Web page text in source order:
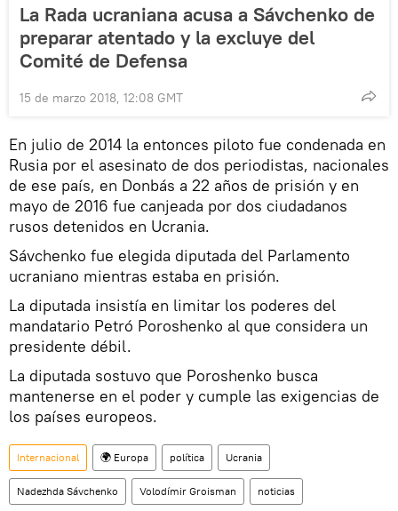
La Rada ucraniana acusa a Sávchenko de
preparar atentado y la excluye del
Comité de Defensa
15 de marzo 2018, 12:08 GMT
En julio de 2014 la entonces piloto fue condenada en
Rusia por el asesinato de dos periodistas, nacionales
de ese país, en Donbás a 22 años de prisión y en
mayo de 2016 fue canjeada por dos ciudadanos
rusos detenidos en Ucrania.
Sávchenko fue elegida diputada del Parlamento
ucraniano mientras estaba en prisión.
La diputada insistía en limitar los poderes del
mandatario Petró Poroshenko al que considera un
presidente débil.
La diputada sostuvo que Poroshenko busca
mantenerse en el poder y cumple las exigencias de
los países europeos.
Internacional 🌍 Europa política Ucrania
Nadezhda Sávchenko Volodímir Groisman noticias